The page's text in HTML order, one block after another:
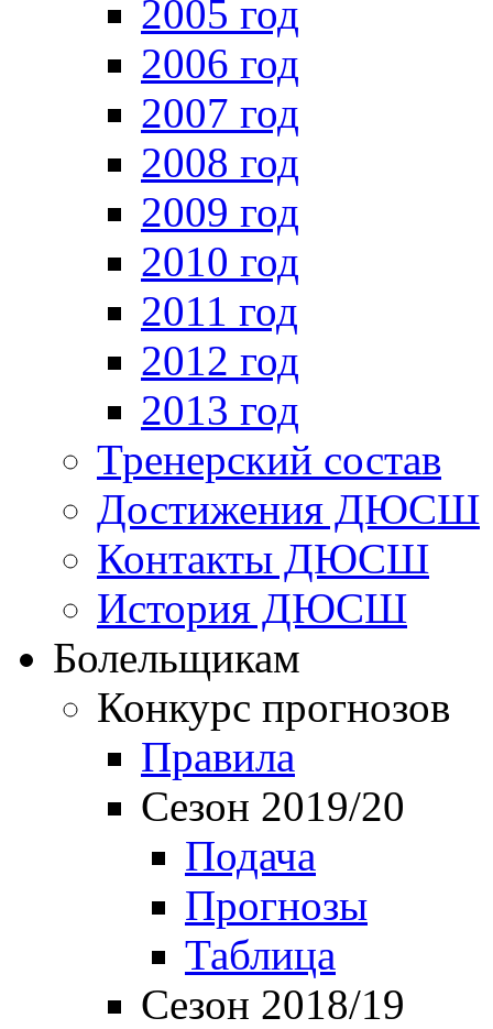
2005 год
2006 год
2007 год
2008 год
2009 год
2010 год
2011 год
2012 год
2013 год
Тренерский состав
Достижения ДЮСШ
Контакты ДЮСШ
История ДЮСШ
Болельщикам
Конкурс прогнозов
Правила
Сезон 2019/20
Подача
Прогнозы
Таблица
Сезон 2018/19